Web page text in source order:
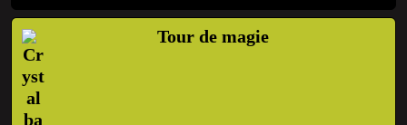
Tour de magie